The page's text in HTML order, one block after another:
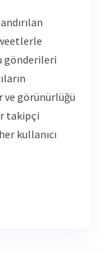
gönderileri
ve görünürlüğü
takipçi
kullanıcı